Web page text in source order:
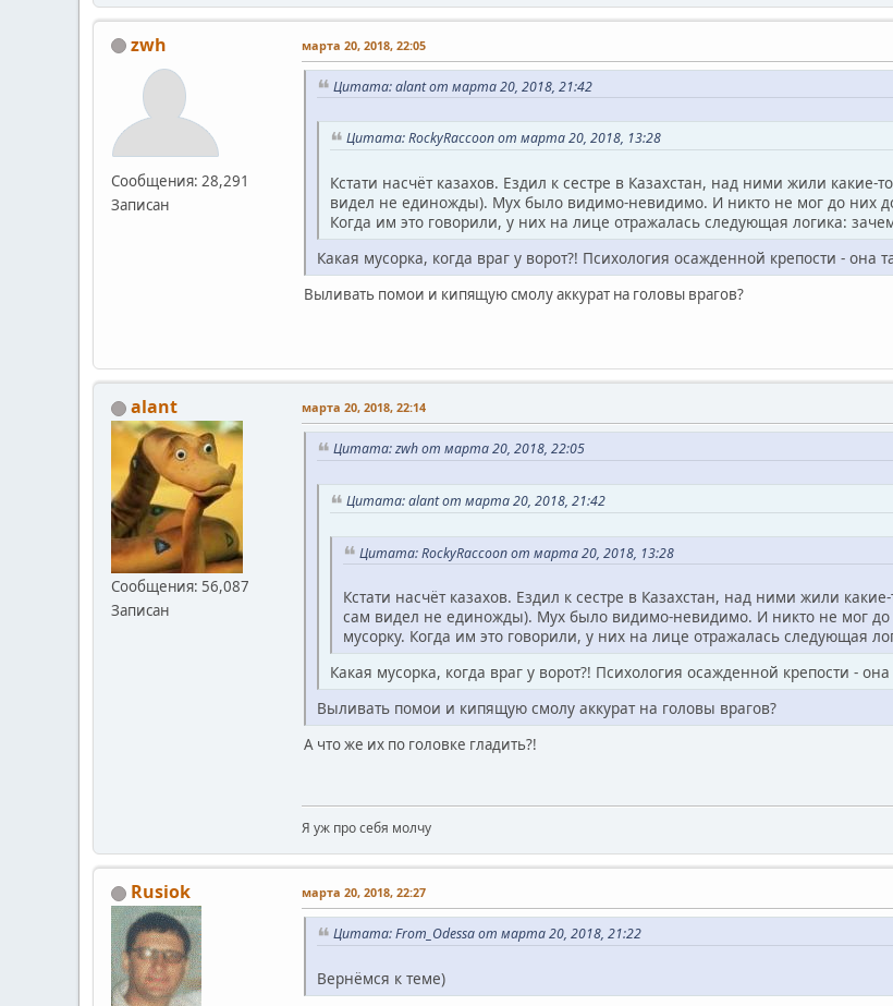
zwh
Сообщения: 28,291
Записан
марта 20, 2018, 22:05
Цитата: alant от марта 20, 2018, 21:42
Цитата: RockyRaccoon от марта 20, 2018, 13:28
Кстати насчёт казахов. Ездил к сестре в Казахстан, над ними жили
видел не единожды). Мух было видимо-невидимо. И никто не мог до них
Когда им это говорили, у них на лице отражалась следующая логика:
Какая мусорка, когда враг у ворот?! Психология осажденной крепости - она
Выливать помои и кипящую смолу аккурат на головы врагов?
alant
Сообщения: 56,087
Записан
марта 20, 2018, 22:14
Цитата: zwh от марта 20, 2018, 22:05
Цитата: alant от марта 20, 2018, 21:42
Цитата: RockyRaccoon от марта 20, 2018, 13:28
Кстати насчёт казахов. Ездил к сестре в Казахстан, над ними жили
сам видел не единожды). Мух было видимо-невидимо. И никто не мог
мусорку. Когда им это говорили, у них на лице отражалась следующая
Какая мусорка, когда враг у ворот?! Психология осажденной крепости - она
Выливать помои и кипящую смолу аккурат на головы врагов?
А что же их по головке гладить?!
Я уж про себя молчу
Rusiok марта 20, 2018, 22:27
Цитата: From_Odessa от марта 20, 2018, 21:22
Вернёмся к теме)